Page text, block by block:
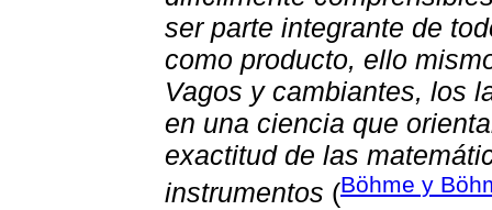
ser parte integrante de
como producto, ello
Vagos y cambiantes, los
en una ciencia que
exactitud de las
instrumentos (Böhme y